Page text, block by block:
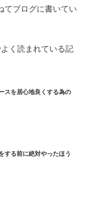
てブログに書いてい
く読まれている記
スを居心地良くする為の
する前に絶対やったほう